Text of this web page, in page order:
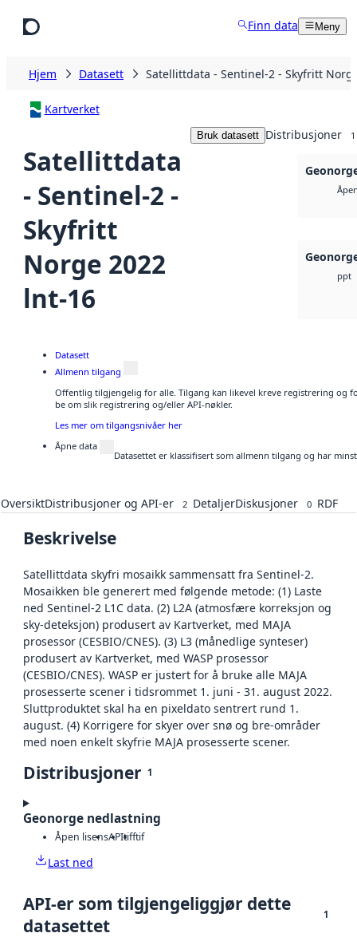
Finn data Meny
Hjem Datasett Satellittdata - Sentinel-2 - Skyfritt
Kartverket
Satellittdata
- Sentinel-2 -
Skyfritt
Norge 2022
lnt-16
Bruk datasett Distribusjoner 1
ppt
Datasett
Allmenn tilgang
Offentlig tilgjengelig for alle. Tilgang kan likevel kreve registrering og
be om slik registrering og/eller API-nøkler.
Les mer om tilgangsnivåer her
Åpne data
Datasettet er klassifisert som allmenn tilgang og har
OversiktDistribusjoner og API-er 2 DetaljerDiskusjoner 0 RDF
Beskrivelse
Satellittdata skyfri mosaikk sammensatt fra Sentinel-2.
Mosaikken ble generert med følgende metode: (1) Laste
ned Sentinel-2 L1C data. (2) L2A (atmosfære korreksjon og
sky-deteksjon) produsert av Kartverket, med MAJA
prosessor (CESBIO/CNES). (3) L3 (månedlige synteser)
produsert av Kartverket, med WASP prosessor
(CESBIO/CNES). WASP er justert for å bruke alle MAJA
prosesserte scener i tidsrommet 1. juni - 31. august 2022.
Sluttproduktet skal ha en pixeldato sentrert rund 1.
august. (4) Korrigere for skyer over snø og bre-områder
med noen enkelt skyfrie MAJA prosesserte scener.
Distribusjoner 1
Geonorge nedlastning
Åpen lisensAPItifftif
Last ned
API-er som tilgjengeliggjør dette
datasettet
1